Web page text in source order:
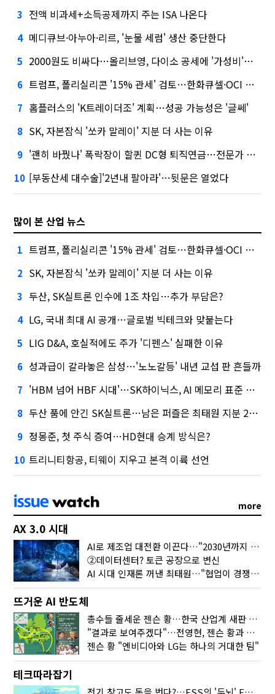
3 전액 비과세+소득공제까지 주는 ISA 나온다
4 메디큐브·아누아·리르, '눈물 세럼' 생산 중단한다
5 2000원도 비싸다…올리브영, 다이소 공세에 '가성비'로 맞불
6 트럼프, 폴리실리콘 '15% 관세' 검토…한화큐셀·OCI 영향은?
7 홈플러스의 'K트레이더조' 계획…성공 가능성은 '글쎄'
8 SK, 자본잠식 '쏘카 말레이' 지분 더 사는 이유
9 '괜히 바꿨나' 폭락장이 할퀸 DC형 퇴직연금…전문가 조언은
10 [부동산세 대수술]'2년내 팔아라'…뒷문은 열었다
많이 본 산업 뉴스
1 트럼프, 폴리실리콘 '15% 관세' 검토…한화큐셀·OCI 영향은?
2 SK, 자본잠식 '쏘카 말레이' 지분 더 사는 이유
3 두산, SK실트론 인수에 1조 차입…추가 부담은?
4 LG, 국내 최대 AI 공개…글로벌 빅테크와 맞붙는다
5 LIG D&A, 호실적에도 주가 '디펜스' 실패한 이유
6 성과급이 갈라놓은 삼성…'노노갈등' 내년 교섭 판 흔들까
7 'HBM 넘어 HBF 시대'…SK하이닉스, AI 메모리 표준 선점 나섰다
8 두산 품에 안긴 SK실트론…남은 퍼즐은 최태원 지분 29.4%
9 정몽준, 첫 주식 증여…HD현대 승계 방식은?
10 트리니티항공, 티웨이 지우고 본격 이륙 선언
more
AX 3.0 시대
AI로 제조업 대전환 이끈다…"2030년까지 민관합동 20조 투자"
②데이터센터? 토큰 공장으로 변신
AI 시대 인재론 꺼낸 최태원…"협업이 경쟁력"
뜨거운 AI 반도체
총수들 줄세운 젠슨 황…한국 산업계 새판 짰다
"결과로 보여주겠다"…전영현, 젠슨 황과 HBM5 논의
젠슨 황 "엔비디아와 LG는 하나의 거대한 팀"
테크따라잡기